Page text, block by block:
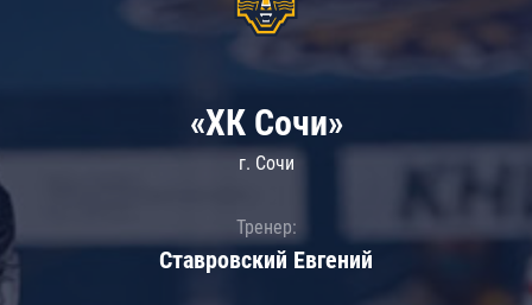
«ХК Сочи»
г. Сочи
Тренер:
Ставровский Евгений